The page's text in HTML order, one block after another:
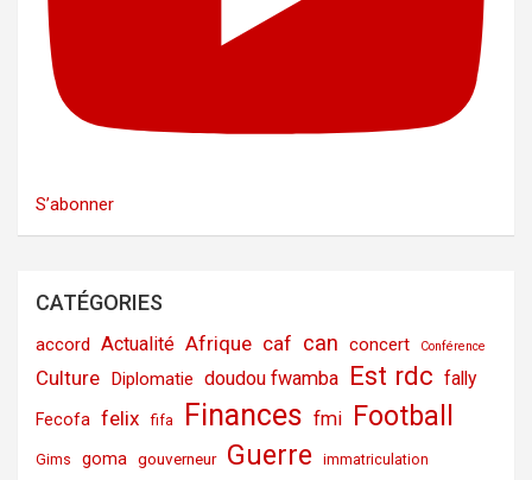
S’abonner
CATÉGORIES
accord Actualité Afrique caf can concert Conférence
Culture Diplomatie doudou fwamba Est rdc fally
Fecofa felix fifa Finances fmi Football
Gims goma gouverneur Guerre immatriculation